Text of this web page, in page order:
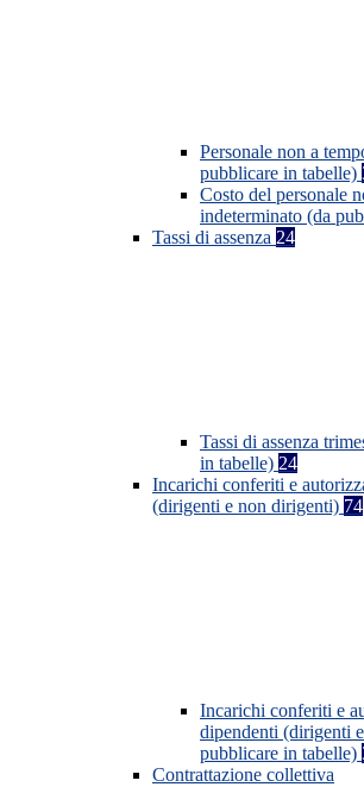
Personale non a
pubblicare in tabelle)
Costo del personale
indeterminato (da
Tassi di assenza 24
Tassi di assenza
in tabelle) 24
Incarichi conferiti e
(dirigenti e non dirigenti) 74
Incarichi conferiti e
dipendenti (dirigenti
pubblicare in tabelle)
Contrattazione collettiva